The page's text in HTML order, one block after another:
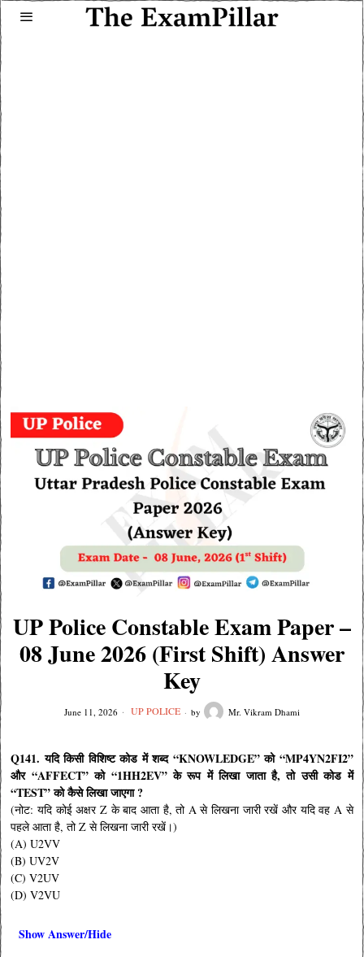
UP Police Constable Exam Paper –
08 June 2026 (First Shift) Answer
Key
June 11, 2026 UP POLICE by Mr. Vikram Dhami
Q141.यदि किसी विशिष्ट कोड में शब्द “KNOWLEDGE”को “MP4YN2FI2”
और “AFFECT”को “1HH2EV”के रूप में लिखा जाता है,तो उसी कोड में
“TEST”को कैसे लिखा जाएगा?
(नोट: यदि कोई अक्षर Z के बाद आता है, तो A से लिखना जारी रखें और यदि वह A से
पहले आता है, तो Z से लिखना जारी रखें।)
(A) U2VV
(B) UV2V
(C) V2UV
(D) V2VU
Show Answer/Hide